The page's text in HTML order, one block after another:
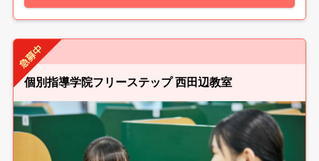
個別指導学院フリーステップ 西田辺教室